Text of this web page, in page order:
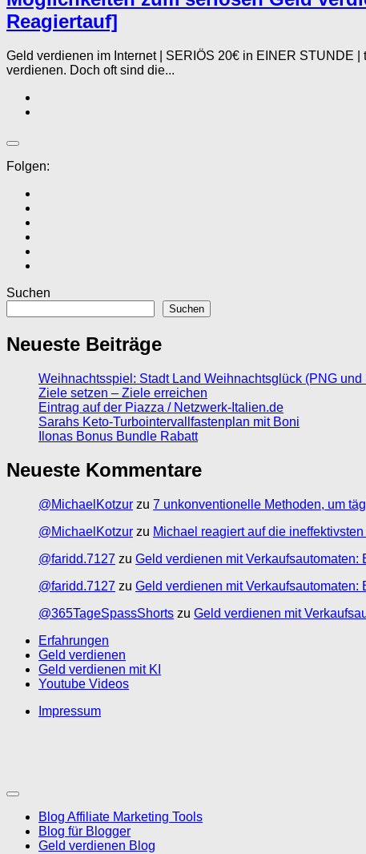
Reagiertauf]
Geld verdienen im Internet | SERIÖS 20€ in EINER
verdienen. Doch oft sind die...
Folgen:
Suchen
Suchen
Neueste Beiträge
Weihnachtsspiel: Stadt Land Weihnachtsglück (PNG und
Ziele setzen – Ziele erreichen
Eintrag auf der Piazza / Netzwerk-Italien.de
Sarahs Keto-Turbointervallfastenplan mit Boni
Ilonas Bonus Bundle Rabatt
Neueste Kommentare
@MichaelKotzur zu 7 unkonventionelle Methoden, um
@MichaelKotzur zu Michael reagiert auf die
@faridd.7127 zu Geld verdienen mit
@faridd.7127 zu Geld verdienen mit
@365TageSpassShorts zu Geld verdienen mit
Erfahrungen
Geld verdienen
Geld verdienen mit KI
Youtube Videos
Impressum
Blog Affiliate Marketing Tools
Blog für Blogger
Geld verdienen Blog